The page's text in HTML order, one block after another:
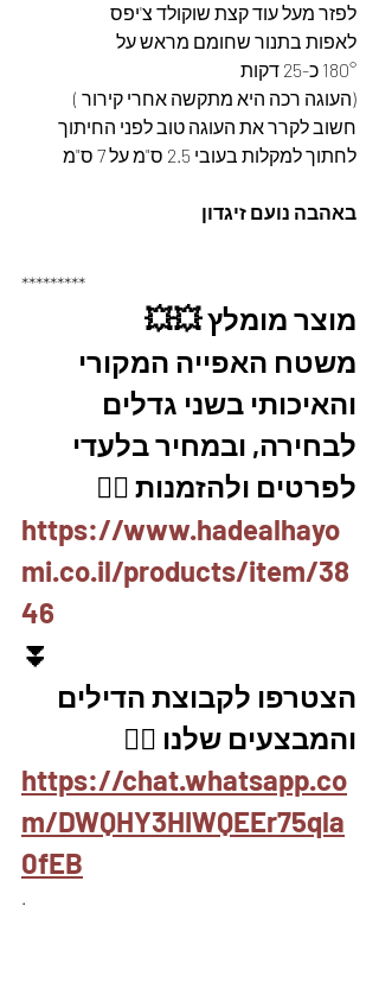
לפזר מעל עוד קצת שוקולד צ'יפס
לאפות בתנור שחומם מראש על
180° כ-25 דקות
(העוגה רכה היא מתקשה אחרי קירור )
חשוב לקרר את העוגה טוב לפני החיתוך
לחתוך למקלות בעובי 2.5 ס"מ על 7 ס"מ
באהבה נועם זיגדון
*********
מוצר מומלץ 💥💥
משטח האפייה המקורי
והאיכותי בשני גדלים
לבחירה, ובמחיר בלעדי
לפרטים ולהזמנות 👇🏼
https://www.hadealhayo
mi.co.il/products/item/38
46
⏬
הצטרפו לקבוצת הדילים
והמבצעים שלנו 👇🏽
https://chat.whatsapp.co
m/DWQHY3HIWQEEr75qla
0fEB
.